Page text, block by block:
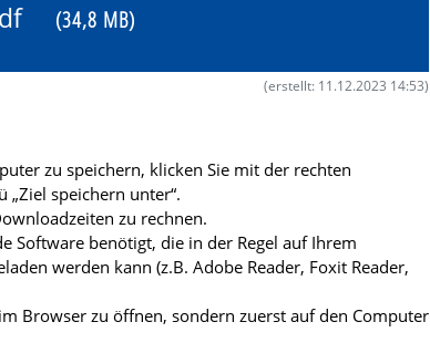
(34,8 MB)
(erstellt: 11.12.2023 14:53)
zu speichern, klicken Sie mit der rechten
speichern unter“.
zu rechnen.
Software benötigt, die in der Regel auf Ihrem
werden kann (z.B. Adobe Reader, Foxit Reader,
Browser zu öffnen, sondern zuerst auf den Computer